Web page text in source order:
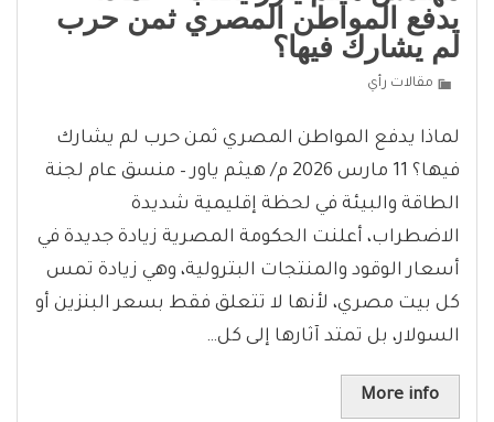
يدفع المواطن المصري ثمن حرب
لم يشارك فيها؟
مقالات رأي
لماذا يدفع المواطن المصري ثمن حرب لم يشارك
فيها؟ 11 مارس 2026 م/ هيثم ياور – منسق عام لجنة
الطاقة والبيئة في لحظة إقليمية شديدة
الاضطراب، أعلنت الحكومة المصرية زيادة جديدة في
أسعار الوقود والمنتجات البترولية، وهي زيادة تمس
كل بيت مصري، لأنها لا تتعلق فقط بسعر البنزين أو
السولار، بل تمتد آثارها إلى كل…
More info